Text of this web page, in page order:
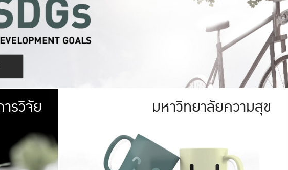
าวิทยาลัย
ตร์ มีพื้นที่เขียวสดใส หนาแน่น
ป่าในเมือง (URBAN FOREST)
(URBAN AGRICULTURE)
รวิจัย มหาวิทยาลัย
มหาวิทยาลัยความสุข